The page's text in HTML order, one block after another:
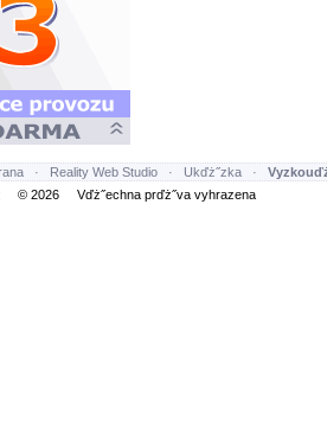
· Reality Web Studio · Ukďż˝zka ·
© 2026 Vďż˝echna prďż˝va vyhrazena